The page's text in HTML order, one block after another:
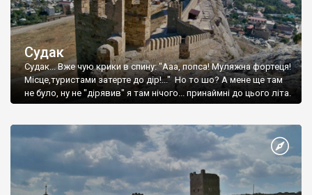
Судак
Судак... Вже чую крики в спину: "Ааа, попса! Муляжна фортеця!
Місце,туристами затерте до дір!..." Но то шо? А мене ще там
не було, ну не "дірявив" я там нічого... принаймні до цього літа.